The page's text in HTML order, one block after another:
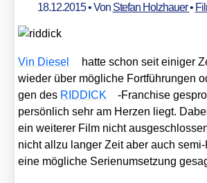
18.12.2015• Von Stefan Holzhauer•
Vin Die­sel
hat­te schon seit eini­ger
wie­der über mög­li­che Fort­füh­run­gen
gen des RIDDICK
-Fran­chise
per­sön­lich sehr am Her­zen liegt.
ein wei­te­rer Film nicht
nicht all­zu lan­ger Zeit aber auch
eine mög­li­che Seri­en­um­set­zung